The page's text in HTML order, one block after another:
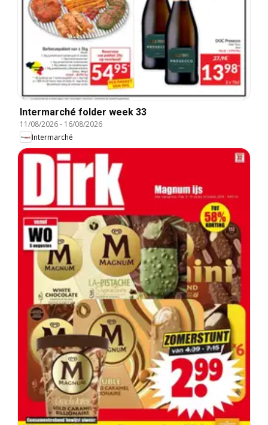
Intermarché folder week 33
11/08/2026- 16/08/2026
Intermarché